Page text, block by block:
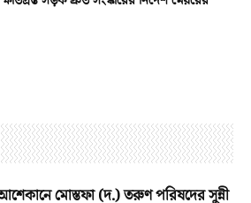
মোস্তফা (দ.) তরুণ পরিষদের সুন্নী